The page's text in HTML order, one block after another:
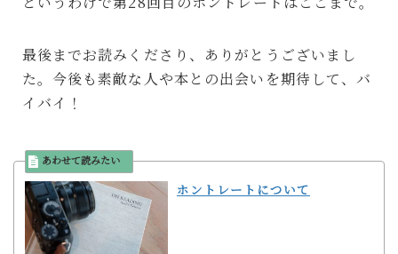
最後までお読みくださり、ありがとうございまし
た。今後も素敵な人や本との出会いを期待して、バ
イバイ！
ホントレートについて